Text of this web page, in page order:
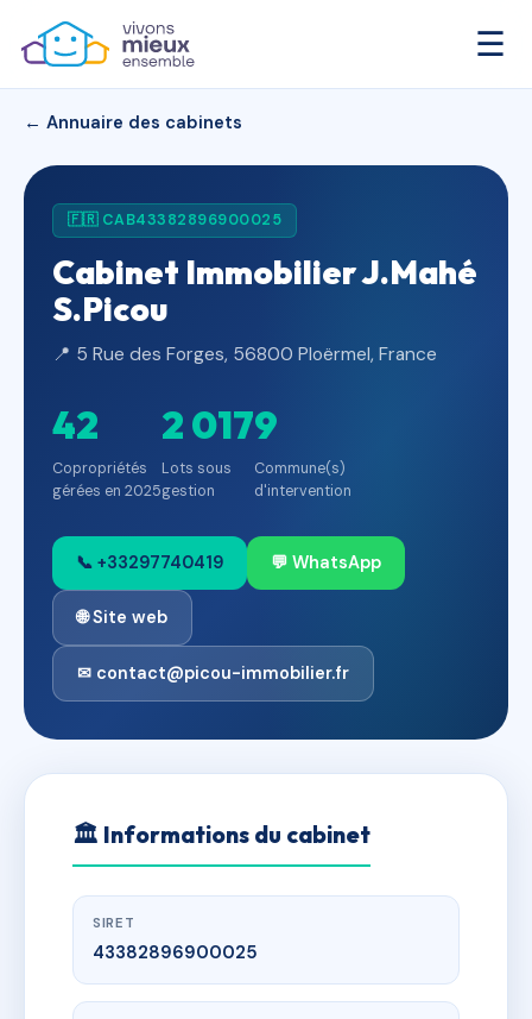
☰
← Annuaire des cabinets
🇫🇷 CAB43382896900025
Cabinet Immobilier J.Mahé
S.Picou
📍 5 Rue des Forges, 56800 Ploërmel, France
42
Copropriétés
gérées en 2025
2 017
Lots sous
gestion
9
Commune(s)
d'intervention
📞 +33297740419 💬 WhatsApp
🌐 Site web
✉ contact@picou-immobilier.fr
🏛 Informations du cabinet
SIRET
43382896900025